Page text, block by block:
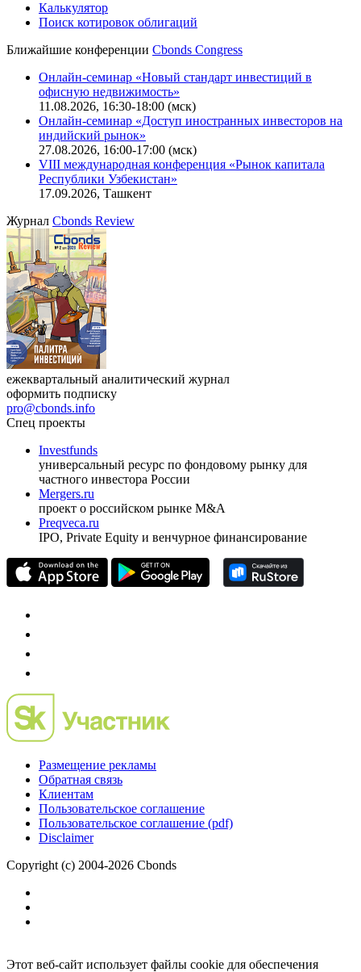
Калькулятор
Поиск котировок облигаций
Ближайшие конференции Cbonds Congress
Онлайн-семинар «Новый стандарт инвестиций в
офисную недвижимость»
11.08.2026, 16:30-18:00 (мск)
Онлайн-семинар «Доступ иностранных инвесторов на
индийский рынок»
27.08.2026, 16:00-17:00 (мск)
VIII международная конференция «Рынок капитала
Республики Узбекистан»
17.09.2026, Ташкент
Журнал Cbonds Review
ежеквартальный аналитический журнал
оформить подписку
pro@cbonds.info
Спец проекты
Investfunds
универсальный ресурс по фондовому рынку для
частного инвестора России
Mergers.ru
проект о российском рынке M&A
Preqveca.ru
IPO, Private Equity и венчурное финансирование
Размещение рекламы
Обратная связь
Клиентам
Пользовательское соглашение
Пользовательское соглашение (pdf)
Disclaimer
Copyright (c) 2004-2026 Cbonds
Этот веб-сайт использует файлы cookie для обеспечения